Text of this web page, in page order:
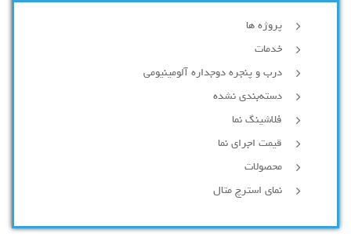
پروژه ها
خدمات
درب و پنجره دوجداره آلومینیومی
دسته‌بندی نشده
فلاشینگ نما
قیمت اجرای نما
محصولات
نمای استرچ متال